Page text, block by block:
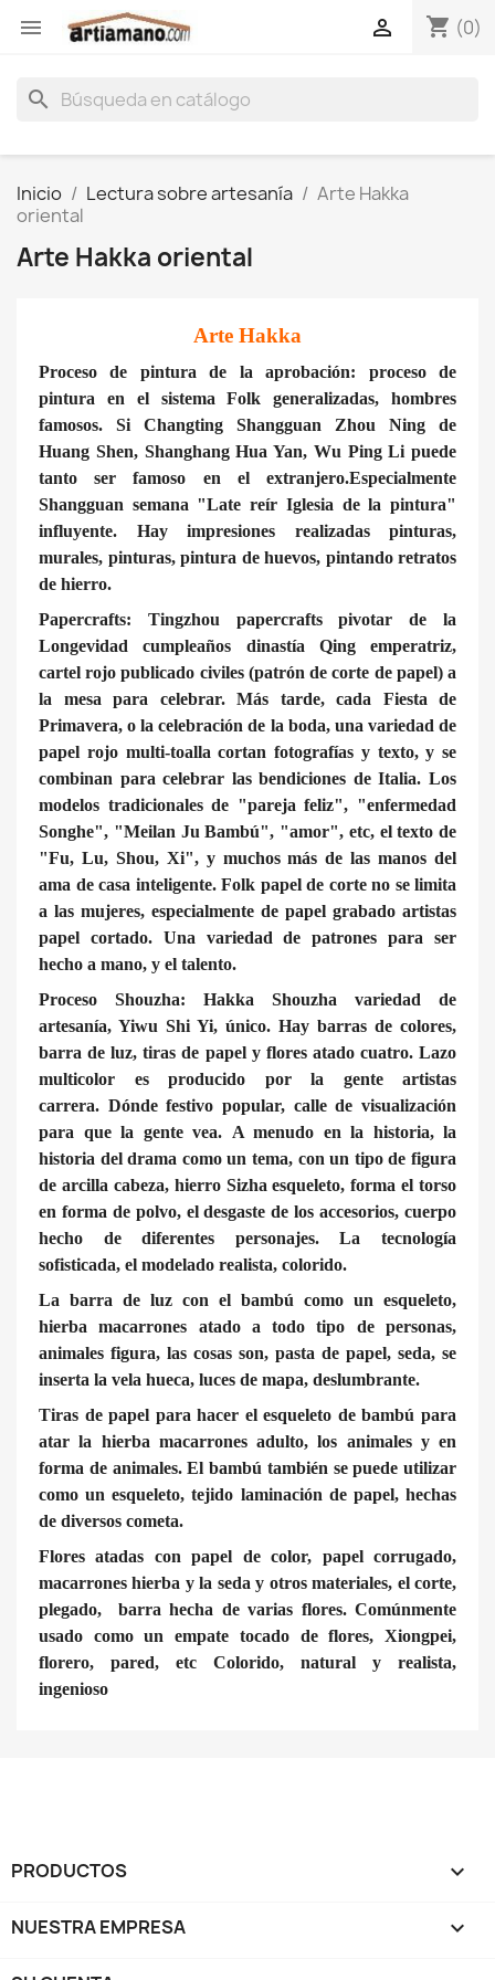
 shopping_cart (0)

search
Inicio Lectura sobre artesanía
Arte Hakka
oriental
Arte Hakka oriental
Arte Hakka
Proceso de pintura de la aprobación: proceso de
pintura en el sistema Folk generalizadas, hombres
famosos. Si Changting Shangguan Zhou Ning de
Huang Shen, Shanghang Hua Yan, Wu Ping Li puede
tanto ser famoso en el extranjero.Especialmente
Shangguan semana "Late reír Iglesia de la pintura"
influyente. Hay impresiones realizadas pinturas,
murales, pinturas, pintura de huevos, pintando retratos
de hierro.
Papercrafts: Tingzhou papercrafts pivotar de la
Longevidad cumpleaños dinastía Qing emperatriz,
cartel rojo publicado civiles (patrón de corte de papel) a
la mesa para celebrar. Más tarde, cada Fiesta de
Primavera, o la celebración de la boda, una variedad de
papel rojo multi-toalla cortan fotografías y texto, y se
combinan para celebrar las bendiciones de Italia. Los
modelos tradicionales de "pareja feliz", "enfermedad
Songhe", "Meilan Ju Bambú", "amor", etc, el texto de
"Fu, Lu, Shou, Xi", y muchos más de las manos del
ama de casa inteligente. Folk papel de corte no se limita
a las mujeres, especialmente de papel grabado artistas
papel cortado. Una variedad de patrones para ser
hecho a mano, y el talento.
Proceso Shouzha: Hakka Shouzha variedad de
artesanía, Yiwu Shi Yi, único. Hay barras de colores,
barra de luz, tiras de papel y flores atado cuatro. Lazo
multicolor es producido por la gente artistas
carrera. Dónde festivo popular, calle de visualización
para que la gente vea. A menudo en la historia, la
historia del drama como un tema, con un tipo de figura
de arcilla cabeza, hierro Sizha esqueleto, forma el torso
en forma de polvo, el desgaste de los accesorios, cuerpo
hecho de diferentes personajes. La tecnología
sofisticada, el modelado realista, colorido.
La barra de luz con el bambú como un esqueleto,
hierba macarrones atado a todo tipo de personas,
animales figura, las cosas son, pasta de papel, seda, se
inserta la vela hueca, luces de mapa, deslumbrante.
Tiras de papel para hacer el esqueleto de bambú para
atar la hierba macarrones adulto, los animales y en
forma de animales. El bambú también se puede utilizar
como un esqueleto, tejido laminación de papel, hechas
de diversos cometa.
Flores atadas con papel de color, papel corrugado,
macarrones hierba y la seda y otros materiales, el corte,
plegado, barra hecha de varias flores. Comúnmente
usado como un empate tocado de flores, Xiongpei,
florero, pared, etc Colorido, natural y realista,
ingenioso
PRODUCTOS 
NUESTRA EMPRESA 